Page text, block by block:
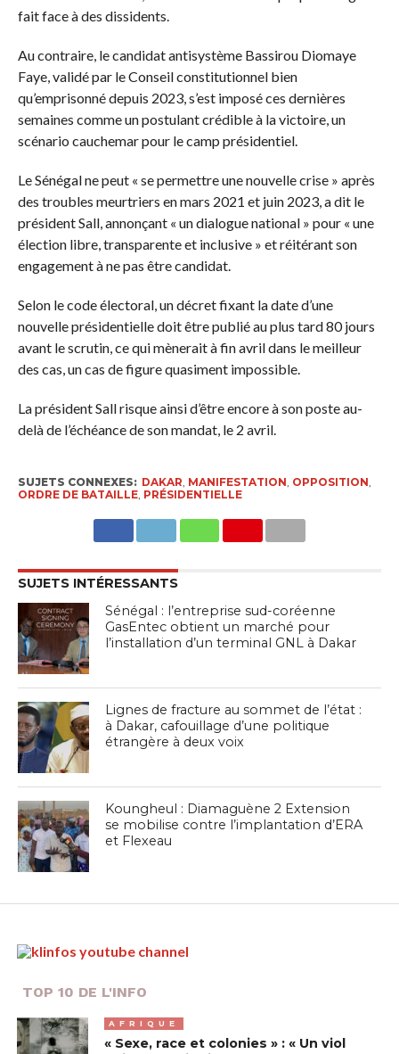
fait face à des dissidents.
Au contraire, le candidat antisystème Bassirou Diomaye
Faye, validé par le Conseil constitutionnel bien
qu’emprisonné depuis 2023, s’est imposé ces dernières
semaines comme un postulant crédible à la victoire, un
scénario cauchemar pour le camp présidentiel.
Le Sénégal ne peut « se permettre une nouvelle crise » après
des troubles meurtriers en mars 2021 et juin 2023, a dit le
président Sall, annonçant « un dialogue national » pour « une
élection libre, transparente et inclusive » et réitérant son
engagement à ne pas être candidat.
Selon le code électoral, un décret fixant la date d’une
nouvelle présidentielle doit être publié au plus tard 80 jours
avant le scrutin, ce qui mènerait à fin avril dans le meilleur
des cas, un cas de figure quasiment impossible.
La président Sall risque ainsi d’être encore à son poste au-
delà de l’échéance de son mandat, le 2 avril.
SUJETS CONNEXES: DAKAR MANIFESTATION OPPOSITION
ORDRE DE BATAILLE, PRÉSIDENTIELLE
SUJETS INTÉRESSANTS
Sénégal : l’entreprise sud-coréenne
GasEntec obtient un marché pour
l’installation d’un terminal GNL à Dakar
Lignes de fracture au sommet de l’état :
à Dakar, cafouillage d’une politique
étrangère à deux voix
Koungheul : Diamaguène 2 Extension
se mobilise contre l’implantation d’ERA
et Flexeau
TOP 10 DE L'INFO
AFRIQUE
« Sexe, race et colonies » : « Un viol